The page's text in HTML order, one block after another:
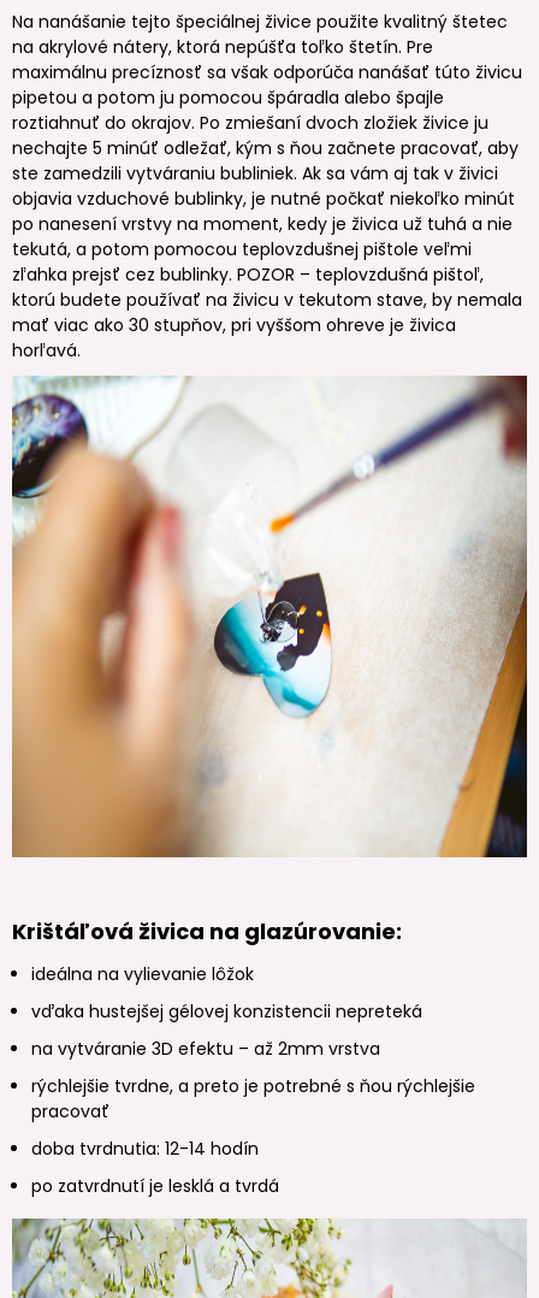
Na nanášanie tejto špeciálnej živice použite kvalitný štetec
na akrylové nátery, ktorá nepúšťa toľko štetín. Pre
maximálnu precíznosť sa však odporúča nanášať túto živicu
pipetou a potom ju pomocou špáradla alebo špajle
roztiahnuť do okrajov. Po zmiešaní dvoch zložiek živice ju
nechajte 5 minúť odležať, kým s ňou začnete pracovať, aby
ste zamedzili vytváraniu bubliniek. Ak sa vám aj tak v živici
objavia vzduchové bublinky, je nutné počkať niekoľko minút
po nanesení vrstvy na moment, kedy je živica už tuhá a nie
tekutá, a potom pomocou teplovzdušnej pištole veľmi
zľahka prejsť cez bublinky. POZOR – teplovzdušná pištoľ,
ktorú budete používať na živicu v tekutom stave, by nemala
mať viac ako 30 stupňov, pri vyššom ohreve je živica
horľavá.
Krištáľová živica na glazúrovanie:
ideálna na vylievanie lôžok
vďaka hustejšej gélovej konzistencii nepreteká
na vytváranie 3D efektu – až 2mm vrstva
rýchlejšie tvrdne, a preto je potrebné s ňou rýchlejšie
pracovať
doba tvrdnutia: 12-14 hodín
po zatvrdnutí je lesklá a tvrdá